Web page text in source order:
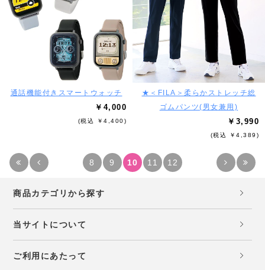
通話機能付きスマートウォッチ
￥4,000
(税込 ￥4,400)
★＜FILA＞柔らかストレッチ総
ゴムパンツ(男女兼用)
￥3,990
(税込 ￥4,389)
8 9 10 11 12
商品カテゴリから探す
当サイトについて
ご利用にあたって